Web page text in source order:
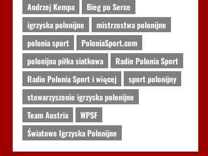
Andrzej Kempa
Bieg po Serce
igrzyska polonijne
mistrzostwa polonijne
polonia sport
PoloniaSport.com
polonijna piłka siatkowa
Radio Polonia Sport
Radio Polonia Sport i więcej
sport polonijny
stowarzyszenie igrzyska polonijne
Team Austria
WPSF
Światowe Igrzyska Polonijne